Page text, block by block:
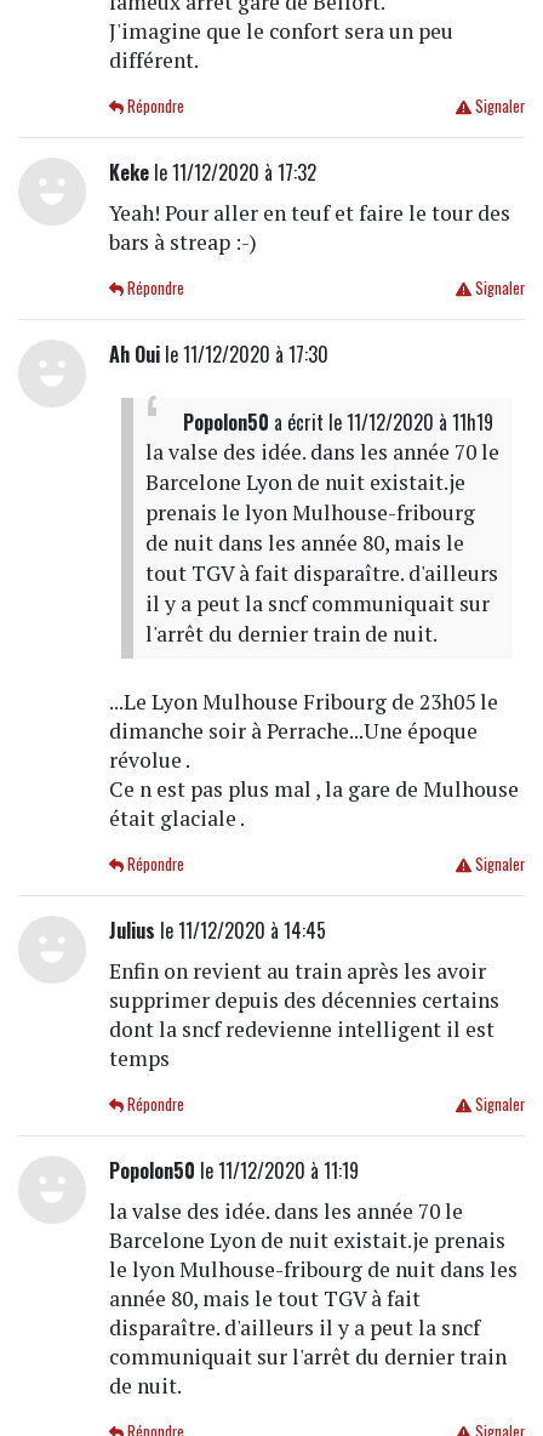
J'imagine que le confort sera un peu
différent.
Signaler
Répondre
Kekele 11/12/2020 à 17:32
Yeah! Pour aller en teuf et faire le tour des
bars à streap :-)
Signaler
Répondre
Ah Ouile 11/12/2020 à 17:30
Popolon50 a écrit le 11/12/2020 à 11h19
la valse des idée. dans les année 70 le
Barcelone Lyon de nuit existait.je
prenais le lyon Mulhouse-fribourg
de nuit dans les année 80, mais le
tout TGV à fait disparaître. d'ailleurs
il y a peut la sncf communiquait sur
l'arrêt du dernier train de nuit.
...Le Lyon Mulhouse Fribourg de 23h05 le
dimanche soir à Perrache...Une époque
révolue .
Ce n est pas plus mal , la gare de Mulhouse
était glaciale .
Signaler
Répondre
Julius le 11/12/2020 à 14:45
Enfin on revient au train après les avoir
supprimer depuis des décennies certains
dont la sncf redevienne intelligent il est
temps
Signaler
Répondre
Popolon50 le 11/12/2020 à 11:19
la valse des idée. dans les année 70 le
Barcelone Lyon de nuit existait.je prenais
le lyon Mulhouse-fribourg de nuit dans les
année 80, mais le tout TGV à fait
disparaître. d'ailleurs il y a peut la sncf
communiquait sur l'arrêt du dernier train
de nuit.